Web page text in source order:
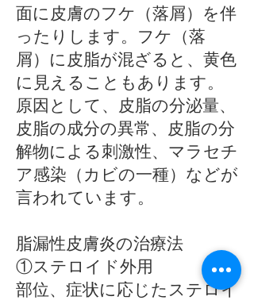
面に皮膚のフケ（落屑）を伴
ったりします。フケ（落
屑）に皮脂が混ざると、黄色
に見えることもあります。
原因として、皮脂の分泌量、
皮脂の成分の異常、皮脂の分
解物による刺激性、マラセチ
ア感染（カビの一種）などが
言われています。
脂漏性皮膚炎の治療法
①ステロイド外用
部位、症状に応じたステロイ